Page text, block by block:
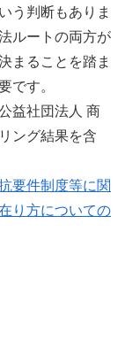
う判断もありま
ルートの両方が
まることを踏ま
です。
益社団法人 商
ング結果を含
要件制度等に関
り方についての